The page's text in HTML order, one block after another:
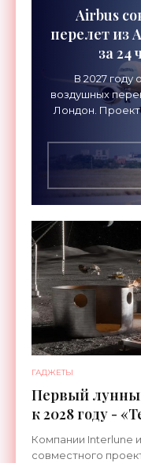
Airbus
перелет из
за 24
В 2027
воздушных
Лондон. Проект
ГАДЖЕТЫ
Первый
к 2028 году -
Компании Interlune
совместного